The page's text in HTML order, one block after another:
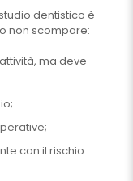
dentistico è
non scompare:
ma deve
con il rischio